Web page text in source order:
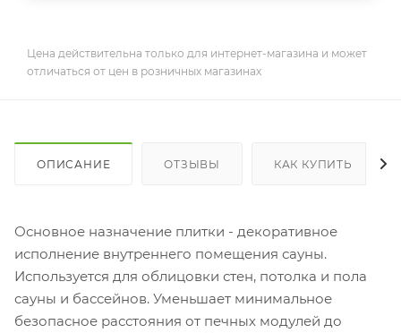
Цена действительна только для интернет-магазина и может
отличаться от цен в розничных магазинах
ОПИСАНИЕ ОТЗЫВЫ КАК КУПИТЬ
Основное назначение плитки - декоративное
исполнение внутреннего помещения сауны.
Используется для облицовки стен, потолка и пола
сауны и бассейнов. Уменьшает минимальное
безопасное расстояния от печных модулей до